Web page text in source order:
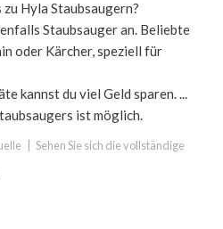
Hyla Staubsaugern?
Staubsauger an. Beliebte
oder Kärcher, speziell für
kannst du viel Geld sparen. ...
ist möglich.
Sehen Sie sich die vollständige